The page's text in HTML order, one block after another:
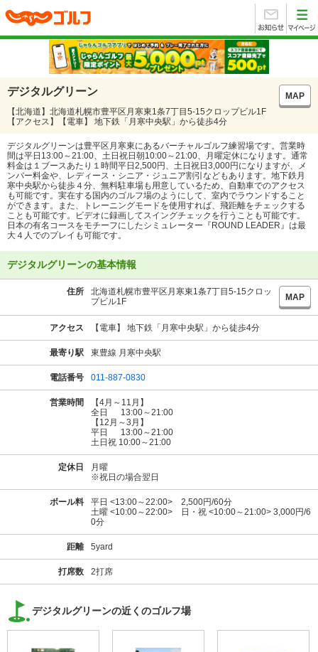
デジタルグリーン
MAP
【北海道】北海道札幌市豊平区月寒東1条7丁目5-15クロップビル1F
【アクセス】【電車】 地下鉄「月寒中央駅」から徒歩4分
デジタルグリーンは豊平区月寒東にあるバーチャルゴルフ練習場です。営業時
間は平日13:00～21:00、土日祝日朝10:00～21:00、月曜定休になります。通常
料金は１ブースあたり１時間平日2,500円、土日祝日3,000円になりますが、メ
ンバー料金や、レディース・シニア・ジュニア割引などもあります。地下鉄月
寒中央駅から徒歩４分、無料駐車場も用意しているため、自動車でのアクセス
も可能です。実在する国内のゴルフ場のようにして、室内でラウンドすること
ができます。また、トレーニングモードを使用すれば、飛距離をチェックする
ことも可能です。ビデオに録画してスイングチェックを行うことも可能です。
日本の有名コースをモチーフにしたシミュレーター『ROUND LEADER』は最
大４人でのプレイも可能です。
デジタルグリーンの基本情報
住所
北海道札幌市豊平区月寒東1条7丁目5-15クロッ
プビル1F
MAP
アクセス 【電車】 地下鉄「月寒中央駅」から徒歩4分
最寄り駅 東豊線 月寒中央駅
電話番号 011-887-0830
営業時間
【4月～11月】
全日 13:00～21:00
【12月～3月】
平日 13:00～21:00
土日祝 10:00～21:00
定休日
月曜
※祝日の場合翌日
ボール料
平日 <13:00～22:00> 2,500円/60分
土曜 <10:00～22:00> 日・祝 <10:00～21:00> 3,000円/6
0分
距離 5yard
打席数 2打席
デジタルグリーンの近くのゴルフ場